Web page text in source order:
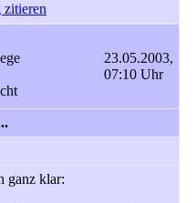
zitieren
23.05.2003,
07:10 Uhr
ganz klar: